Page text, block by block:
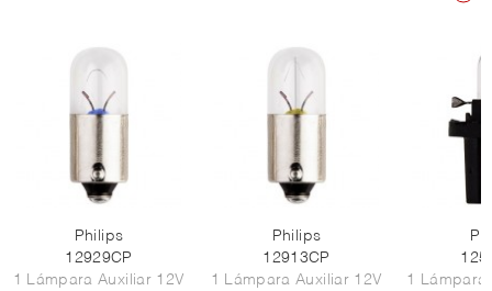
Philips
12929CP
1 Lámpara Auxiliar 12V
Philips
12913CP
1 Lámpara Auxiliar 12V
1 Lámpara